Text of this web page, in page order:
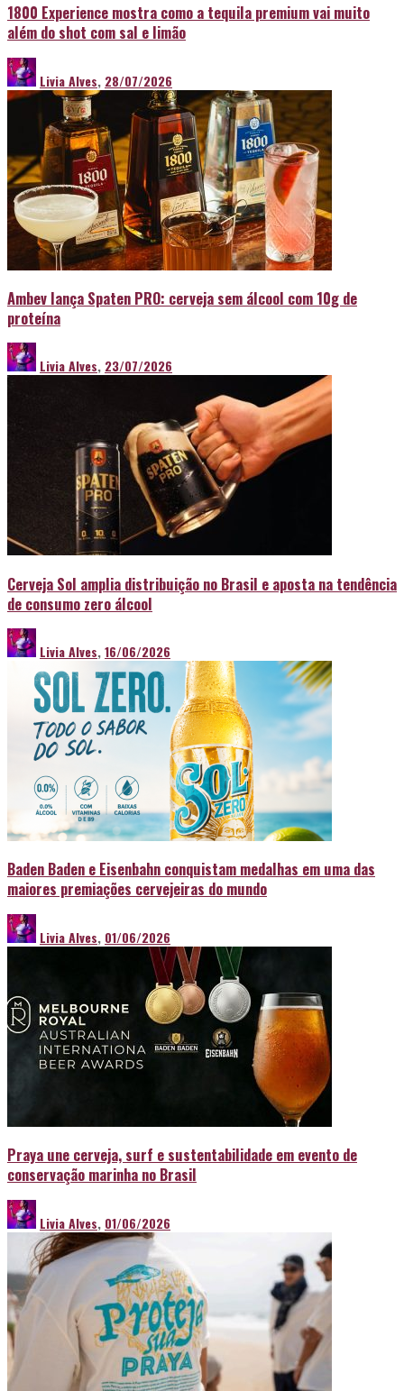
1800 Experience mostra como a tequila premium vai muito
além do shot com sal e limão
Livia Alves, 28/07/2026
Ambev lança Spaten PRO: cerveja sem álcool com 10g de
proteína
Livia Alves, 23/07/2026
Cerveja Sol amplia distribuição no Brasil e aposta na tendência
de consumo zero álcool
Livia Alves,16/06/2026
Baden Baden e Eisenbahn conquistam medalhas em uma das
maiores premiações cervejeiras do mundo
Livia Alves, 01/06/2026
Praya une cerveja, surf e sustentabilidade em evento de
conservação marinha no Brasil
Livia Alves, 01/06/2026